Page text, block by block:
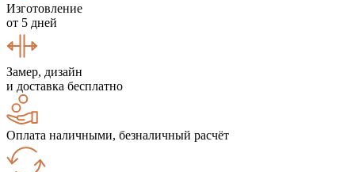
Изготовление
от 5 дней
Замер, дизайн
и доставка бесплатно
Оплата наличными, безналичный расчёт